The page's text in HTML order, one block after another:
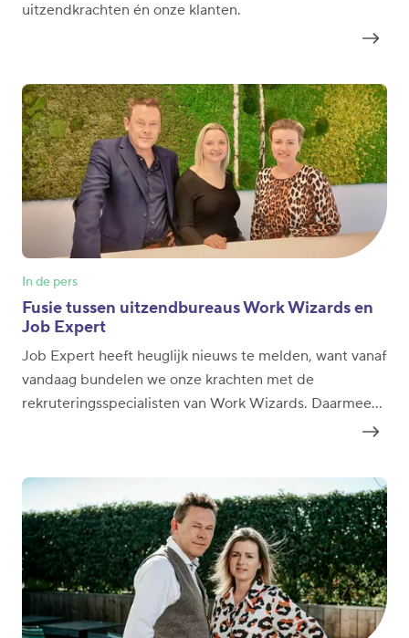
uitzendkrachten én onze klanten.
In de pers
Fusie tussen uitzendbureaus Work Wizards en
Job Expert
Job Expert heeft heuglijk nieuws te melden, want vanaf
vandaag bundelen we onze krachten met de
rekruteringsspecialisten van Work Wizards. Daarmee
mensen en bedrijven duurzaam samen brengen.